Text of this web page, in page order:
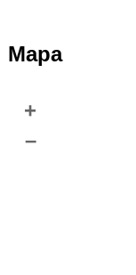
Mapa
+
–